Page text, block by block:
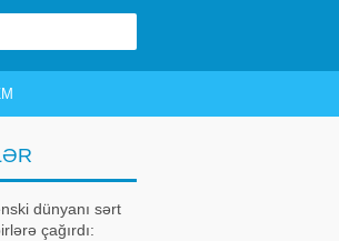
dünyanı sərt
çağırdı: